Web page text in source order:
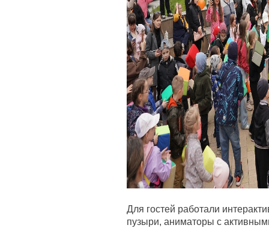
Для гостей работали
пузыри, аниматоры с